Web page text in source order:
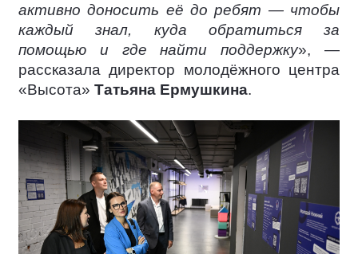
активно доносить её до ребят — чтобы
каждый знал, куда обратиться за
помощью и где найти поддержку», —
рассказала директор молодёжного центра
«Высота» Татьяна Ермушкина.